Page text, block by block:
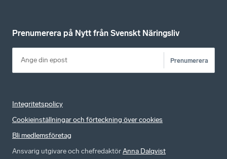
Prenumerera på Nytt från Svenskt Näringsliv
Prenumerera
Integritetspolicy
Cookieinställningar och förteckning över cookies
Bli medlemsföretag
Ansvarig utgivare och chefredaktörAnna Dalqvist